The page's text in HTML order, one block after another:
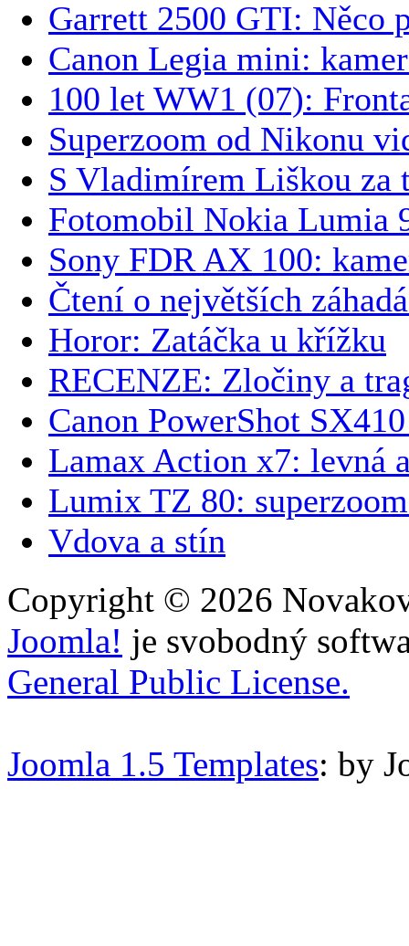
Garrett 2500 GTI: Něco
Canon Legia mini:
100 let WW1 (07):
Superzoom od Nikonu
S Vladimírem Liškou za
Fotomobil Nokia Lumia
Sony FDR AX 100:
Čtení o největších
Horor: Zatáčka u křížku
RECENZE: Zločiny a
Canon PowerShot
Lamax Action x7: levná
Lumix TZ 80:
Vdova a stín
Copyright © 2026
Joomla! je svobodný
General Public License.
Joomla 1.5 Templates: by